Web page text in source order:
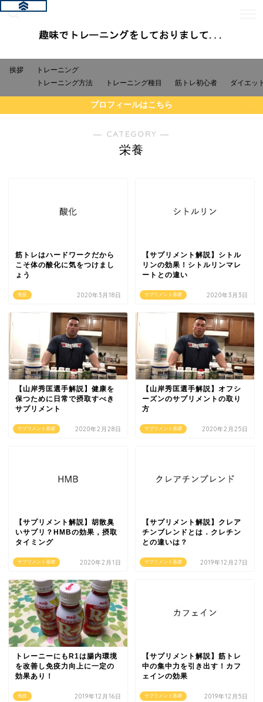
挨拶
トレーニング
トレーニング方法
トレーニング種目 筋トレ初心者 ダイエッ
プロフィールはこちら
― CATEGORY ―
栄養
免疫
筋トレはハードワークだから
こそ体の酸化に気をつけまし
ょう
2020年3月18日 サプリメント基礎
【サプリメント解説】シトル
リンの効果！シトルリンマレ
ートとの違い
2020年3月3日
サプリメント基礎
【山岸秀匡選手解説】健康を
保つために日常で摂取すべき
サプリメント
2020年2月28日 サプリメント基礎
【山岸秀匡選手解説】オフシ
ーズンのサプリメントの取り
方
2020年2月25日
サプリメント基礎
【サプリメント解説】胡散臭
いサプリ？HMBの効果，摂取
タイミング
2020年2月1日 サプリメント基礎
【サプリメント解説】クレア
チンブレンドとは．クレチン
との違いは？
2019年12月27日
免疫
トレーニーにもR1は腸内環境
を改善し免疫力向上に一定の
効果あり！
2019年12月16日 サプリメント基礎
【サプリメント解説】筋トレ
中の集中力を引き出す！カフ
ェインの効果
2019年12月5日